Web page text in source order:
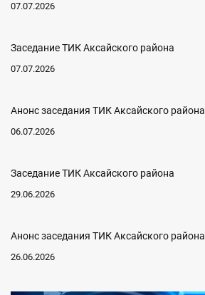
07.07.2026
Заседание ТИК Аксайского района
07.07.2026
Анонс заседания ТИК Аксайского района
06.07.2026
Заседание ТИК Аксайского района
29.06.2026
Анонс заседания ТИК Аксайского района
26.06.2026